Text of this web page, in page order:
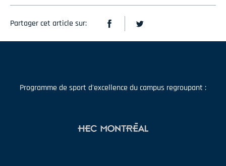
Partager cet article sur:
Programme de sport d'excellence du campus regroupant :